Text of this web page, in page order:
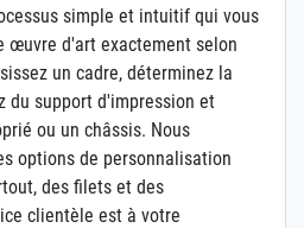
simple et intuitif qui vous
œuvre d'art exactement selon
un cadre, déterminez la
du support d'impression et
ou un châssis. Nous
options de personnalisation
des filets et des
clientèle est à votre